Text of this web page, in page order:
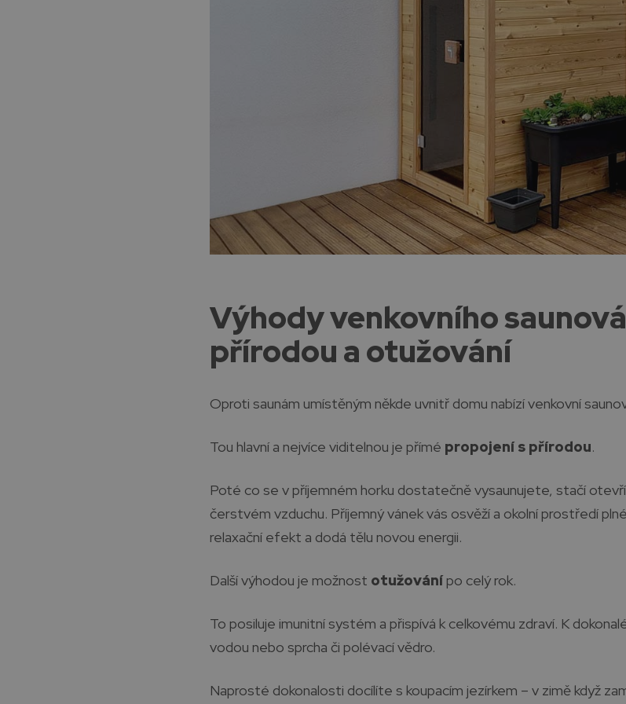
Výhody venkovního
přírodou a otužování
Oproti saunám umístěným někde uvnitř domu nabízí venkovní
Tou hlavní a nejvíce viditelnou je přímé propojení s přírodou.
Poté co se v příjemném horku dostatečně vysaunujete, stačí
čerstvém vzduchu. Příjemný vánek vás osvěží a okolní prostředí
relaxační efekt a dodá tělu novou energii.
Další výhodou je možnost otužování po celý rok.
To posiluje imunitní systém a přispívá k celkovému zdraví. K
vodou nebo sprcha či polévací vědro.
Naprosté dokonalosti docílíte s koupacím jezírkem – v zimě když